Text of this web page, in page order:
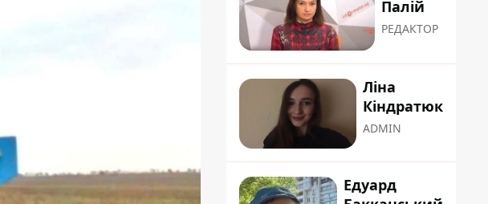
Палій
РЕДАКТОР
Ліна
Кіндратюк
ADMIN
Едуард